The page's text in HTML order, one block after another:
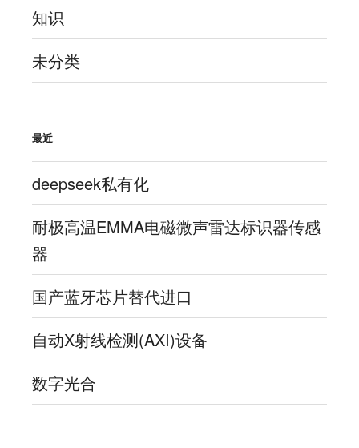
知识
未分类
最近
deepseek私有化
耐极高温EMMA电磁微声雷达标识器传感
器
国产蓝牙芯片替代进口
自动X射线检测(AXI)设备
数字光合